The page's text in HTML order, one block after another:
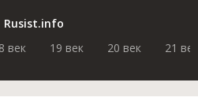
Rusist.info
век 19 век 20 век 21 век